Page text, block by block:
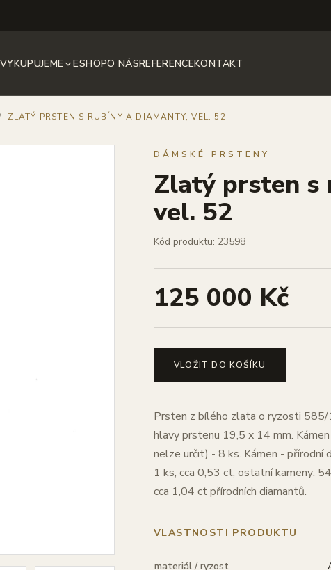
VYKUPUJEME ESHOPO NÁSREFERENCEKONTAKT
ZLATÝ PRSTEN S RUBÍNY A DIAMANTY, VEL. 52
DÁMSKÉ PRSTENY
Zlatý prsten s
vel. 52
Kód produktu: 23598
125 000 Kč
VLOŽIT DO KOŠÍKU
Prsten z bílého zlata o ryzosti
hlavy prstenu 19,5 x 14 mm.
nelze určit) - 8 ks. Kámen - přírodní
1 ks, cca 0,53 ct, ostatní kameny:
cca 1,04 ct přírodních diamantů.
VLASTNOSTI PRODUKTU
materiál / ryzost